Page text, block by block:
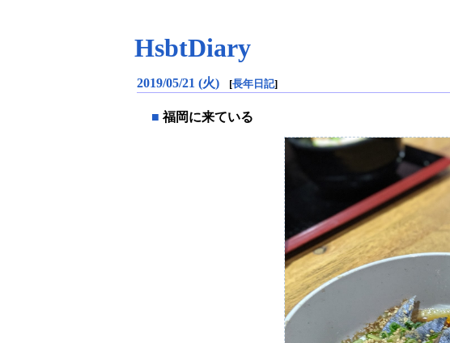
HsbtDiary
2019/05/21 (火) [長年日記]
■ 福岡に来ている